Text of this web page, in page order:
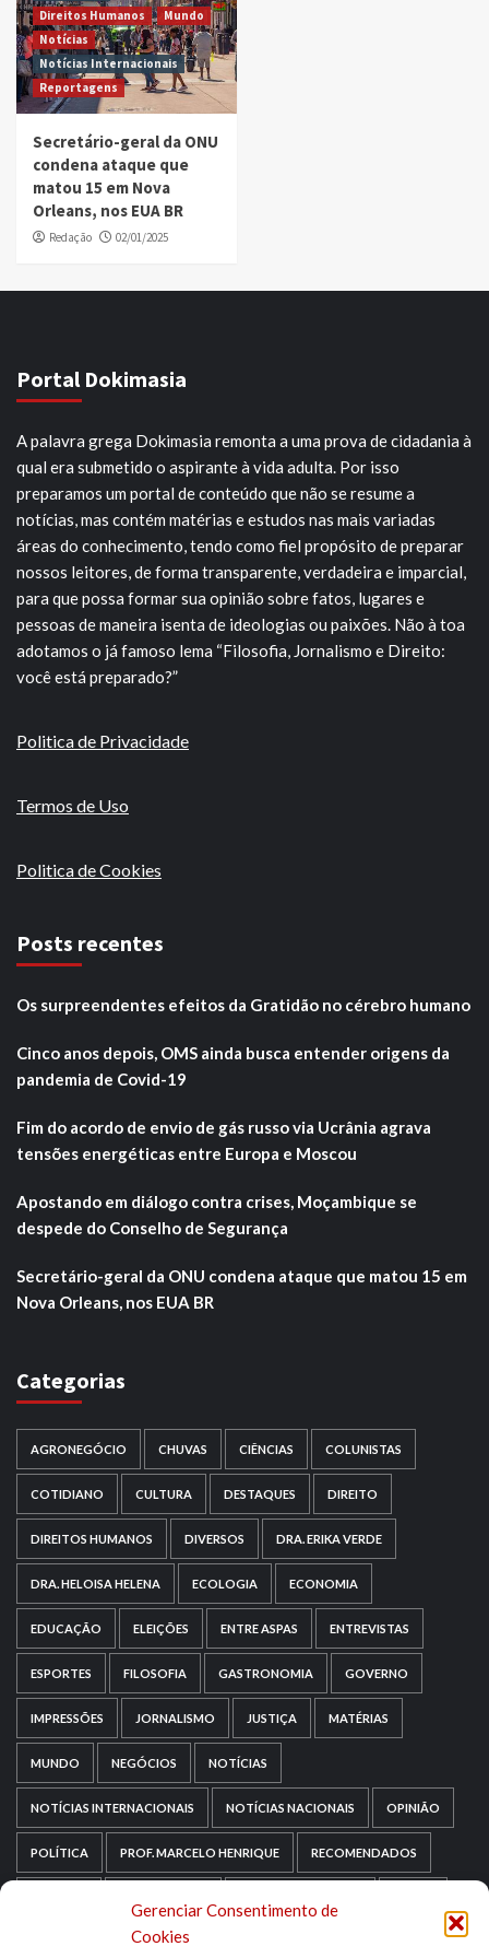
Gerenciar Consentimento de
Cookies
Direitos Humanos
Mundo
Notícias
Notícias Internacionais
Reportagens
Secretário-geral da ONU
condena ataque que
matou 15 em Nova
Orleans, nos EUA BR
Redação 02/01/2025
Portal Dokimasia
A palavra grega Dokimasia remonta a uma prova de cidadania à
qual era submetido o aspirante à vida adulta. Por isso
preparamos um portal de conteúdo que não se resume a
notícias, mas contém matérias e estudos nas mais variadas
áreas do conhecimento, tendo como fiel propósito de preparar
nossos leitores, de forma transparente, verdadeira e imparcial,
para que possa formar sua opinião sobre fatos, lugares e
pessoas de maneira isenta de ideologias ou paixões. Não à toa
adotamos o já famoso lema “Filosofia, Jornalismo e Direito:
você está preparado?”
Politica de Privacidade
Termos de Uso
Politica de Cookies
Posts recentes
Os surpreendentes efeitos da Gratidão no cérebro humano
Cinco anos depois, OMS ainda busca entender origens da
pandemia de Covid-19
Fim do acordo de envio de gás russo via Ucrânia agrava
tensões energéticas entre Europa e Moscou
Apostando em diálogo contra crises, Moçambique se
despede do Conselho de Segurança
Secretário-geral da ONU condena ataque que matou 15 em
Nova Orleans, nos EUA BR
Categorias
AGRONEGÓCIO CHUVAS CIÊNCIAS COLUNISTAS
COTIDIANO CULTURA DESTAQUES DIREITO
DIREITOS HUMANOS DIVERSOS DRA. ERIKA VERDE
DRA. HELOISA HELENA ECOLOGIA ECONOMIA
EDUCAÇÃO ELEIÇÕES ENTRE ASPAS ENTREVISTAS
ESPORTES FILOSOFIA GASTRONOMIA GOVERNO
IMPRESSÕES JORNALISMO JUSTIÇA MATÉRIAS
MUNDO NEGÓCIOS NOTÍCIAS
NOTÍCIAS INTERNACIONAIS NOTÍCIAS NACIONAIS OPINIÃO
POLÍTICA PROF. MARCELO HENRIQUE RECOMENDADOS
SEM CATEGORIA